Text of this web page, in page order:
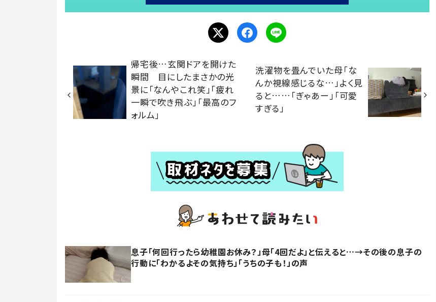
帰宅後…玄関ドアを開けた
瞬間 目にしたまさかの光
景に「なんやこれ笑」「疲れ
一瞬で吹き飛ぶ」「最高のフ
ォルム」
洗濯物を畳んでいた母「な
んか視線感じるな…」よく見
ると……「ぎゃあー」「可愛
すぎる」
息子「何回行ったら幼稚園お休み？」母「4回だよ」と伝えると…→その後の息子の
行動に「わかるよその気持ち」「うちの子も！」の声